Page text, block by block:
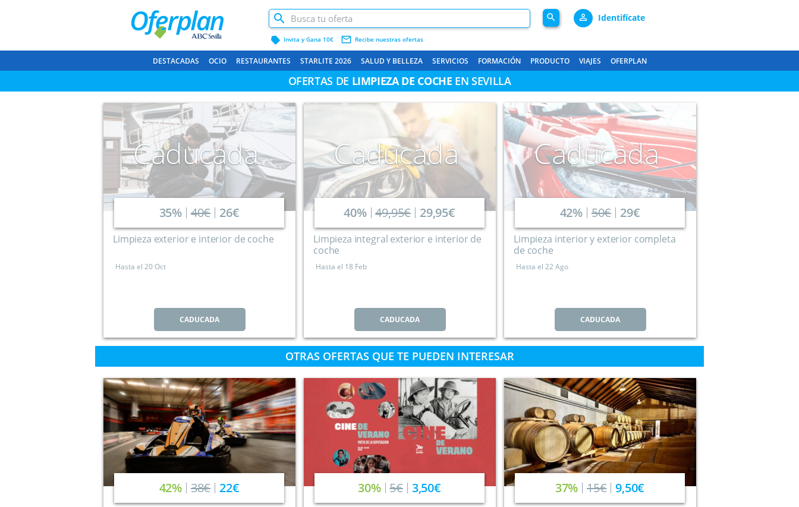
label Invita y Gana 10€ mail_outline Recibe nuestras ofertas
search person_outline Identifícate
DESTACADAS OCIO RESTAURANTES STARLITE 2026 SALUD Y BELLEZA SERVICIOS FORMACIÓN PRODUCTO VIAJES OFERPLAN
OFERTAS DE LIMPIEZA DE COCHE EN SEVILLA
Caducada
35% 40€ 26€
Limpieza exterior e interior de coche
Hasta el 20 Oct
CADUCADA
Caducada
40% 49,95€ 29,95€
Limpieza integral exterior e interior de
coche
Hasta el 18 Feb
CADUCADA
Caducada
42% 50€ 29€
Limpieza interior y exterior completa
de coche
Hasta el 22 Ago
CADUCADA
OTRAS OFERTAS QUE TE PUEDEN INTERESAR
42% 38€ 22€ 30% 5€ 3,50€ 37% 15€ 9,50€